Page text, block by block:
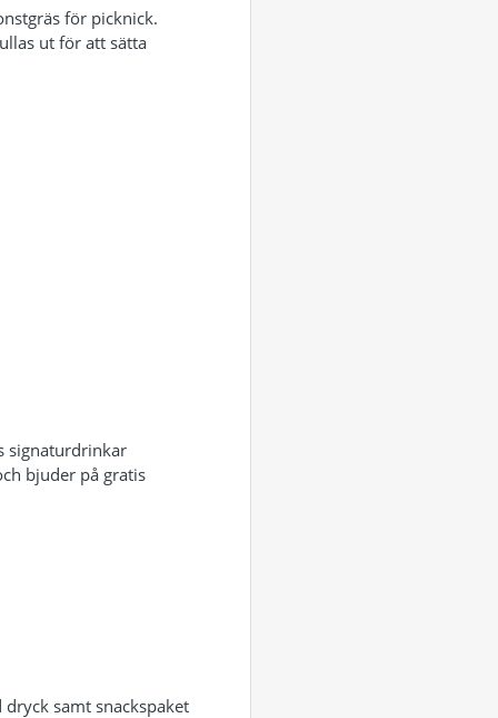
för picknick.
ut för att sätta
signaturdrinkar
bjuder på gratis
samt snackspaket